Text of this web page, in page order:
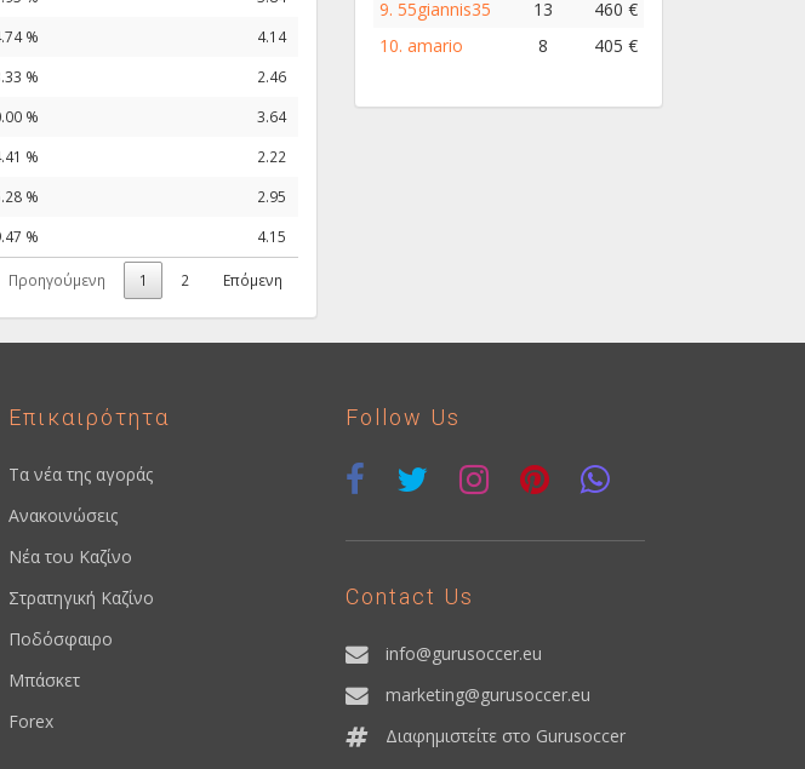
% 4.14
% 2.46
% 3.64
% 2.22
% 2.95
% 4.15
Προηγούμενη 1 2 Επόμενη
9. 55giannis35 13
460 €
10. amario 8 405 €
Επικαιρότητα
Τα νέα της αγοράς
Ανακοινώσεις
Νέα του Καζίνο
Στρατηγική Καζίνο
Ποδόσφαιρο
Μπάσκετ
Forex
Follow Us
Contact Us
info@gurusoccer.eu
marketing@gurusoccer.eu
Διαφημιστείτε στο Gurusoccer